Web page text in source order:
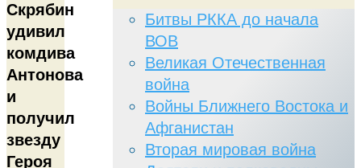
Скрябин
удивил
комдива
Антонова
и
получил
звезду
Героя
Битвы РККА до начала
ВОВ
Великая Отечественная
война
Войны Ближнего Востока и
Афганистан
Вторая мировая война